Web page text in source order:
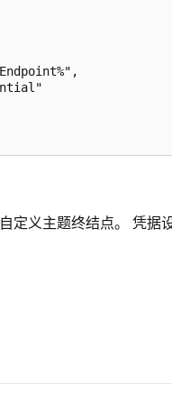
定义主题终结点。 凭据